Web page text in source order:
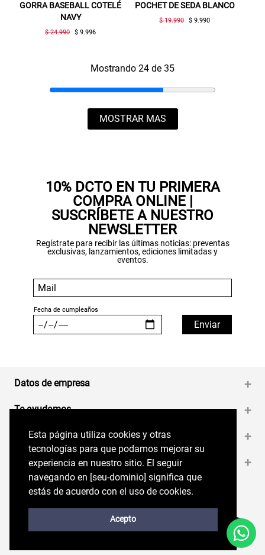
Esta página utiliza cookies y otras
tecnologías para que podamos mejorar su
experiencia en nuestro sitio. El seguir
navegando en perryellis.cl significa que estás
de acuerdo con el uso de cookies.
Acepto
Esta página utiliza cookies y otras
tecnologías para que podamos mejorar su
experiencia en nuestro sitio. El seguir
navegando en [seu-dominio] significa que
estás de acuerdo con el uso de cookies.
Acepto
GORRA BASEBALL COTELÉ
NAVY
$ 24.990 $ 9.996
POCHET DE SEDA BLANCO
$ 19.990 $ 9.990
Mostrando 24 de 35
MOSTRAR MAS
10% DCTO EN TU PRIMERA
COMPRA ONLINE |
SUSCRÍBETE A NUESTRO
NEWSLETTER
Regístrate para recibir las últimas noticias: preventas
exclusivas, lanzamientos, ediciones limitadas y
eventos.
Datos de empresa +
Te ayudamos +
Medios de pago +
Contáctanos +
Síguenos en nuestras RRSS
Trabaja con Nosotros